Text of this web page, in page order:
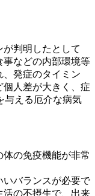
判明したとして
事などの内部環境等
発症のタイミン
人差が大きく、症
与える厄介な病気
の免疫機能が非常
いバランスが必要で
活の不摂生で、出来